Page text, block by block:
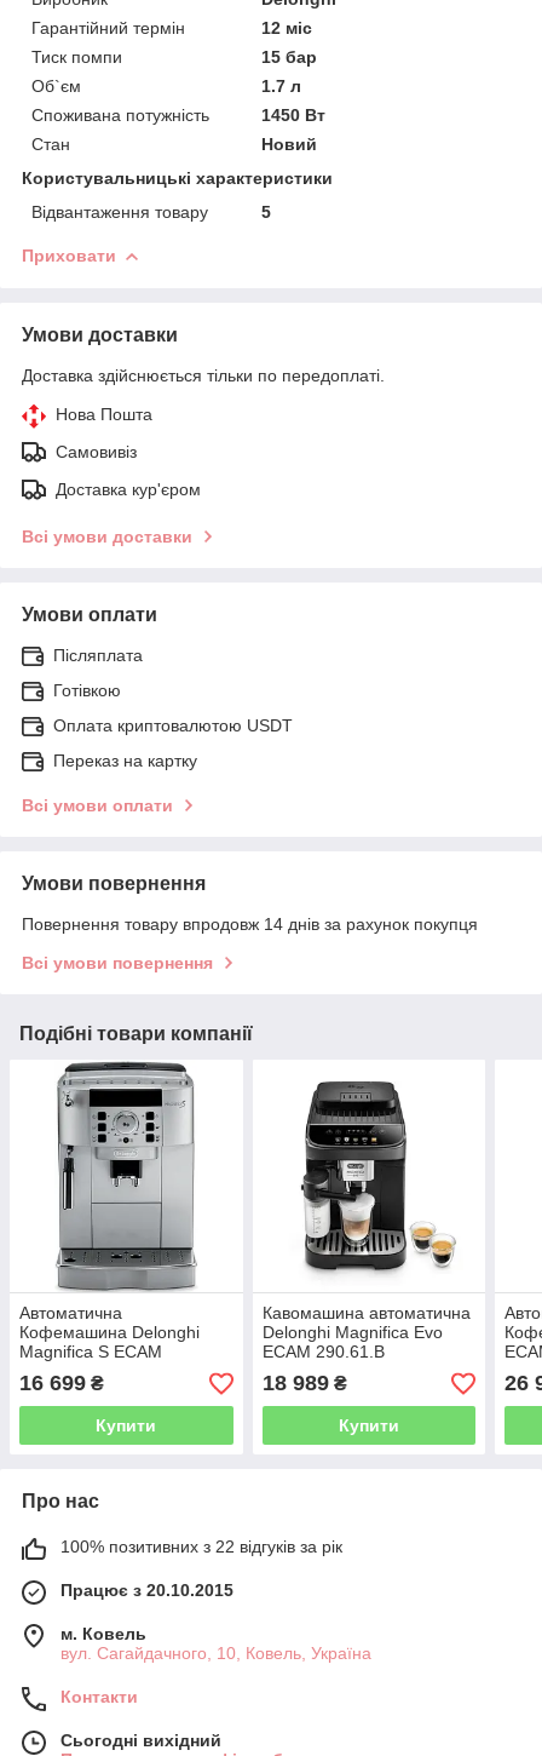
Гарантійний термін
12 міс
Тиск помпи
15 бар
Об`єм
1.7 л
Споживана потужність
1450 Вт
Стан
Новий
Користувальницькі характеристики
Відвантаження товару
5
Приховати
Умови доставки
Доставка здійснюється тільки по передоплаті.
Нова Пошта
Самовивіз
Доставка кур'єром
Всі умови доставки
Умови оплати
Післяплата
Готівкою
Оплата криптовалютою USDT
Переказ на картку
Всі умови оплати
Умови повернення
Повернення товару впродовж 14 днів за рахунок покупця
Всі умови повернення
Подібні товари компанії
Автоматична
Кофемашина Delonghi
Magnifica S ECAM
22.110.SB
16 699 ₴
Купити
Кавомашина автоматична
Delonghi Magnifica Evo
ECAM 290.61.B
18 989₴
Купити
26
Про нас
100% позитивних з 22 відгуків за рік
Працює з 20.10.2015
м. Ковель
вул. Сагайдачного, 10, Ковель, Україна
Контакти
Сьогодні вихідний